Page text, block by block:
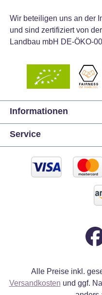
Wir beteiligen uns an der
und sind zertifiziert von
Landbau mbH DE-ÖKO-
Informationen
Service
Alle Preise inkl.
Versandkosten und ggf.